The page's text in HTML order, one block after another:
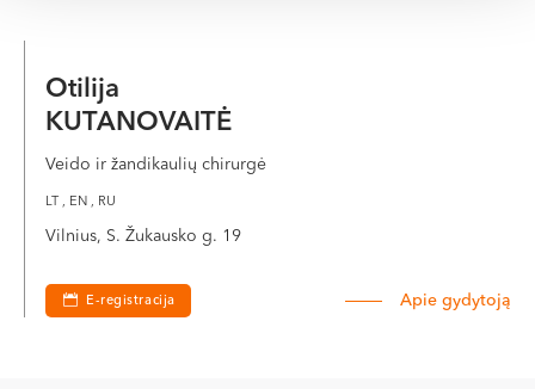
Otilija
KUTANOVAITĖ
Veido ir žandikaulių chirurgė
LT , EN , RU
Vilnius, S. Žukausko g. 19
E-registracija Apie gydytoją